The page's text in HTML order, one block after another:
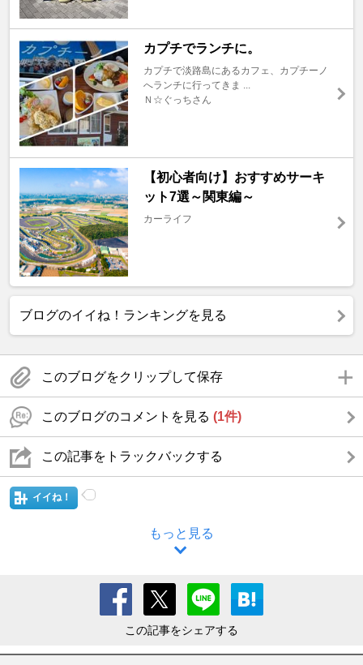
カプチでランチに。
カプチで淡路島にあるカフェ、カプチーノ
へランチに行ってきま ...
Ｎ☆ぐっちさん
【初心者向け】おすすめサーキ
ット7選～関東編～
カーライフ
ブログのイイね！ランキングを見る
このブログをクリップして保存
このブログのコメントを見る (1件)
この記事をトラックバックする
イイね！
もっと見る
この記事をシェアする